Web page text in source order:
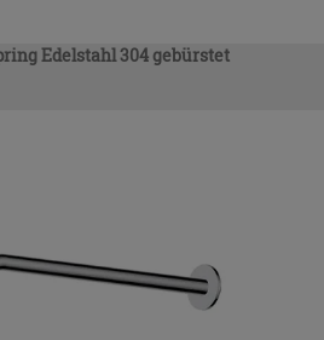
Edelstahl 304 gebürstet